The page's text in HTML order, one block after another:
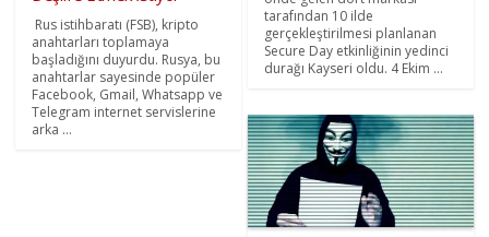
Rus istihbaratı (FSB), kripto
anahtarları toplamaya
başladığını duyurdu. Rusya, bu
anahtarlar sayesinde popüler
Facebook, Gmail, Whatsapp ve
Telegram internet servislerine
arka ...
tarafından 10 ilde
gerçekleştirilmesi planlanan
Secure Day etkinliğinin yedinci
durağı Kayseri oldu. 4 Ekim ...